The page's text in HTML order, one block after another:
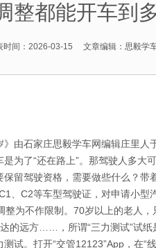
整都能开车到
间：2026-03-15 文章编辑：思毅学
》由石家庄思毅学车网编辑庄里
为了“还在路上”。那驾驶人多大
留驾驶资格，需要做些什么？带
、C2等车型驾驶证，对申请小型
为不作限制。70岁以上的老人，
的远方……，所谓“三力测试”试纸
试。打开“交管12123”App，在“